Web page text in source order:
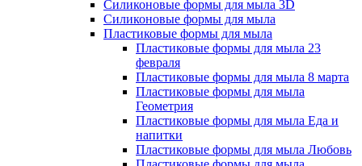
Силиконовые формы для мыла 3D
Силиконовые формы для мыла
Пластиковые формы для мыла
Пластиковые формы для мыла 23
февраля
Пластиковые формы для мыла 8 марта
Пластиковые формы для мыла
Геометрия
Пластиковые формы для мыла Еда и
напитки
Пластиковые формы для мыла Любовь